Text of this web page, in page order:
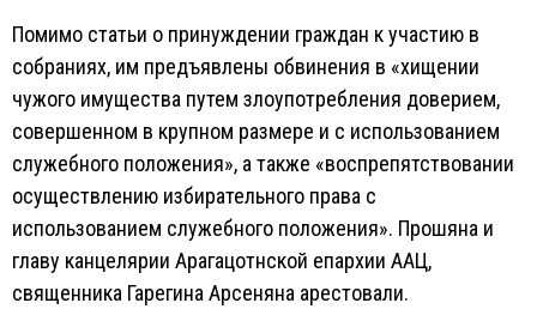
Помимо статьи о принуждении граждан к участию в
собраниях, им предъявлены обвинения в «хищении
чужого имущества путем злоупотребления доверием,
совершенном в крупном размере и с использованием
служебного положения», а также «воспрепятствовании
осуществлению избирательного права с
использованием служебного положения». Прошяна и
главу канцелярии Арагацотнской епархии ААЦ,
священника Гарегина Арсеняна арестовали.